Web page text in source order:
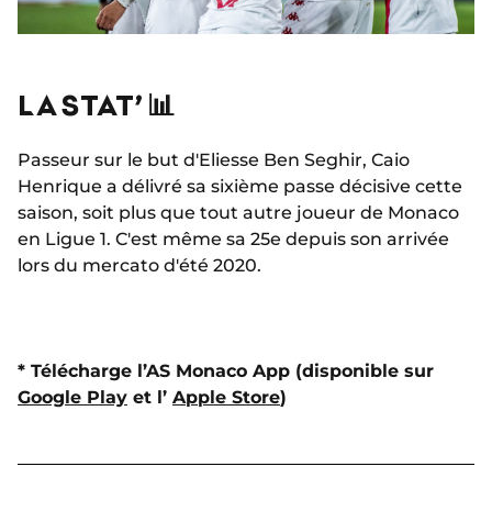
LA STAT’ 📊
Passeur sur le but d'Eliesse Ben Seghir, Caio
Henrique a délivré sa sixième passe décisive cette
saison, soit plus que tout autre joueur de Monaco
en Ligue 1. C'est même sa 25e depuis son arrivée
lors du mercato d'été 2020.
* Télécharge l’AS Monaco App (disponible sur
Google Play et l’ Apple Store)